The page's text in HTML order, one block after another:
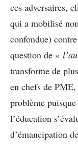
ces adversaires,
qui a mobilisé
confondue)
question de «
transforme de
en chefs de
problème
l’éducation
d’émancipation